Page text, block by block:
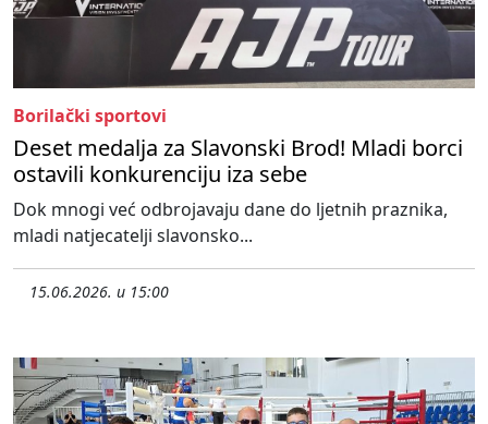
Borilački sportovi
Deset medalja za Slavonski Brod! Mladi borci
ostavili konkurenciju iza sebe
Dok mnogi već odbrojavaju dane do ljetnih praznika,
mladi natjecatelji slavonsko...
15.06.2026. u 15:00